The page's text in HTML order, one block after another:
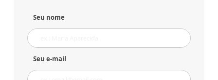
Seu nome
Seu e-mail